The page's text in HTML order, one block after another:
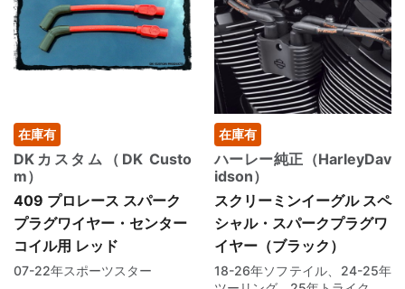
在庫有
DKカスタム（DK Custo
m）
409 プロレース スパーク
プラグワイヤー・センター
コイル用 レッド
07-22年スポーツスター
在庫有
ハーレー純正（HarleyDav
idson）
スクリーミンイーグル スペ
シャル・スパークプラグワ
イヤー（ブラック）
18-26年ソフテイル、24-25年